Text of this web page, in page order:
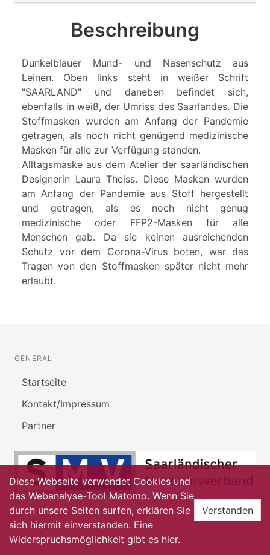
Beschreibung
Dunkelblauer Mund- und Nasenschutz aus
Leinen. Oben links steht in weißer Schrift
"SAARLAND" und daneben befindet sich,
ebenfalls in weiß, der Umriss des Saarlandes. Die
Stoffmasken wurden am Anfang der Pandemie
getragen, als noch nicht genügend medizinische
Masken für alle zur Verfügung standen.
Alltagsmaske aus dem Atelier der saarländischen
Designerin Laura Theiss. Diese Masken wurden
am Anfang der Pandemie aus Stoff hergestellt
und getragen, als es noch nicht genug
medizinische oder FFP2-Masken für alle
Menschen gab. Da sie keinen ausreichenden
Schutz vor dem Corona-Virus boten, war das
Tragen von den Stoffmasken später nicht mehr
erlaubt.
GENERAL
Startseite
Kontakt/Impressum
Partner
Diese Webseite verwendet Cookies und
das Webanalyse-Tool Matomo. Wenn Sie
durch unsere Seiten surfen, erklären Sie
sich hiermit einverstanden. Eine
Widerspruchsmöglichkeit gibt es hier.
Verstanden